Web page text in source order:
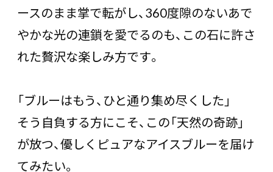
ースのまま掌で転がし、360度隙のないあで
やかな光の連鎖を愛でるのも、この石に許さ
れた贅沢な楽しみ方です。
「ブルーはもう、ひと通り集め尽くした」
そう自負する方にこそ、この「天然の奇跡」
が放つ、優しくピュアなアイスブルーを届け
てみたい。